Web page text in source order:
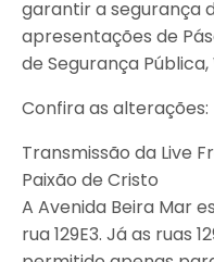
garantir a segurança
apresentações de
de Segurança
Confira as alterações:
Transmissão da Live
Paixão de Cristo
A Avenida Beira Mar
rua 129E3. Já as ruas